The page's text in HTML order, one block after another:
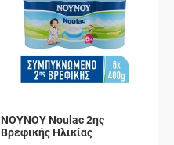
ΝΟΥΝΟΥ Noulac 2ης
Βρεφικής Ηλικίας